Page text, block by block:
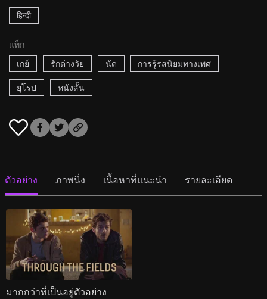
हिन्दी
แท็ก
เกย์
รักต่างวัย นัด การรู้รสนิยมทางเพศ
ยุโรป หนังสั้น
ตัวอย่าง ภาพนิ่ง เนื้อหาที่แนะนำ รายละเอียด
มากกว่าที่เป็นอยู่ตัวอย่าง